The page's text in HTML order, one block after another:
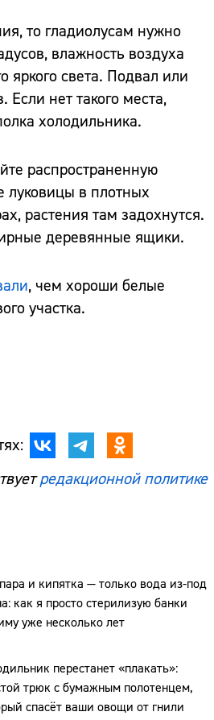
то гладиолусам нужно
влажность воздуха
яркого света. Подвал или
Если нет такого места,
холодильника.
распространенную
луковицы в плотных
растения там задохнутся.
деревянные ящики.
, чем хороши белые
участка.
редакционной политике
и кипятка — только вода из-под
как я просто стерилизую банки
уже несколько лет
перестанет «плакать»:
трюк с бумажным полотенцем,
спасёт ваши овощи от гнили